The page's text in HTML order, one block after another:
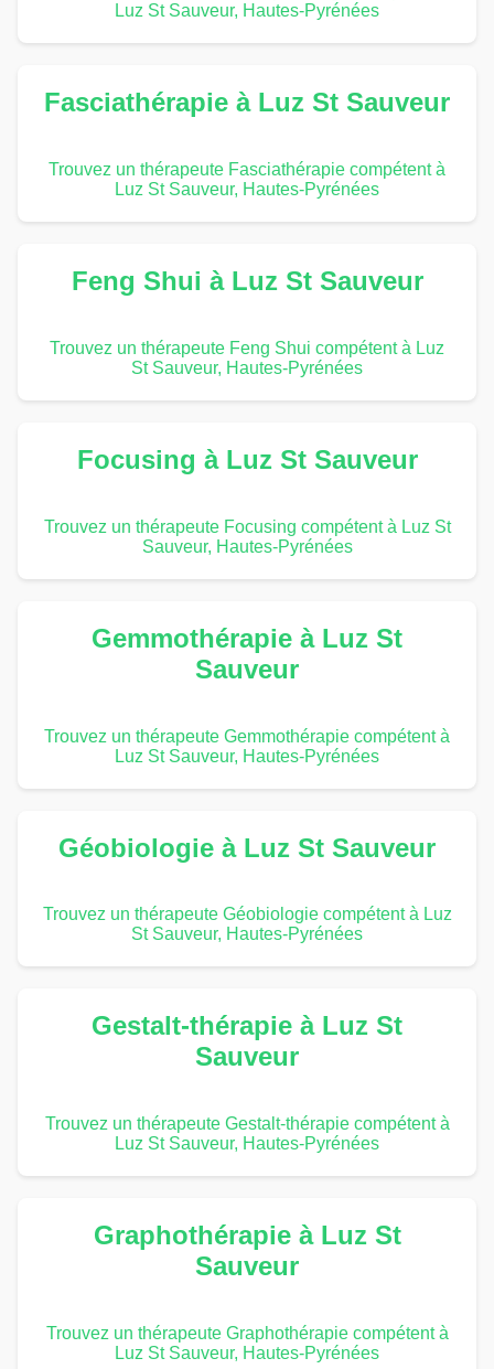
Luz St Sauveur, Hautes-Pyrénées
Fasciathérapie à Luz St Sauveur
Trouvez un thérapeute Fasciathérapie compétent à
Luz St Sauveur, Hautes-Pyrénées
Feng Shui à Luz St Sauveur
Trouvez un thérapeute Feng Shui compétent à Luz
St Sauveur, Hautes-Pyrénées
Focusing à Luz St Sauveur
Trouvez un thérapeute Focusing compétent à Luz St
Sauveur, Hautes-Pyrénées
Gemmothérapie à Luz St
Sauveur
Trouvez un thérapeute Gemmothérapie compétent à
Luz St Sauveur, Hautes-Pyrénées
Géobiologie à Luz St Sauveur
Trouvez un thérapeute Géobiologie compétent à Luz
St Sauveur, Hautes-Pyrénées
Gestalt-thérapie à Luz St
Sauveur
Trouvez un thérapeute Gestalt-thérapie compétent à
Luz St Sauveur, Hautes-Pyrénées
Graphothérapie à Luz St
Sauveur
Trouvez un thérapeute Graphothérapie compétent à
Luz St Sauveur, Hautes-Pyrénées